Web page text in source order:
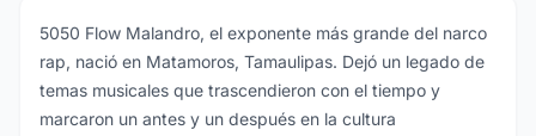
5050 Flow Malandro, el exponente más grande del narco
rap, nació en Matamoros, Tamaulipas. Dejó un legado de
temas musicales que trascendieron con el tiempo y
marcaron un antes y un después en la cultura